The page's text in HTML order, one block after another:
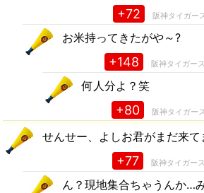
+72 阪神タイガー
お米持ってきたがや～?
+148 阪神タイガー
何人分よ？笑
+80 阪神タイガー
せんせー、よしお君がまだ来て
+77 阪神タイガー
ん？現地集合ちゃうんか…